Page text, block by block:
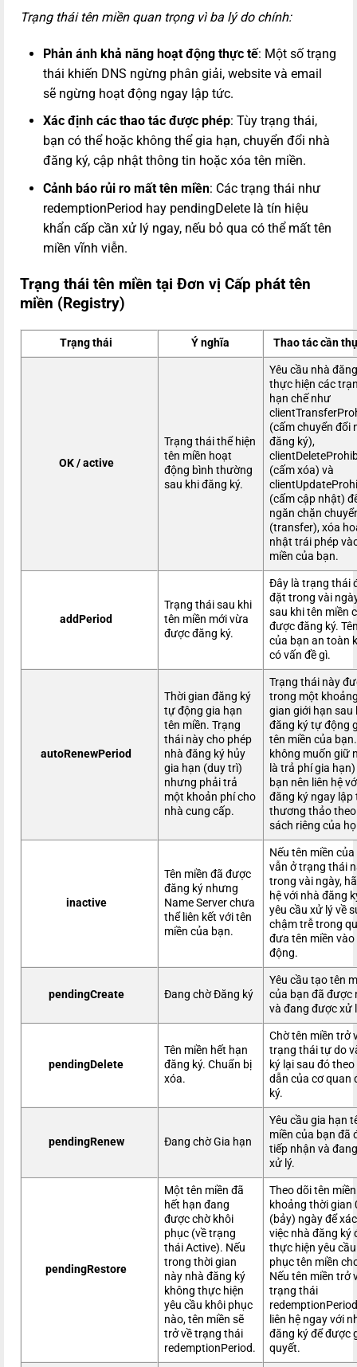
Trạng thái tên miền quan trọng vì ba lý do chính:
Phản ánh khả năng hoạt động thực tế: Một số trạng
thái khiến DNS ngừng phân giải, website và email
sẽ ngừng hoạt động ngay lập tức.
Xác định các thao tác được phép: Tùy trạng thái,
bạn có thể hoặc không thể gia hạn, chuyển đổi nhà
đăng ký, cập nhật thông tin hoặc xóa tên miền.
Cảnh báo rủi ro mất tên miền: Các trạng thái như
redemptionPeriod hay pendingDelete là tín hiệu
khẩn cấp cần xử lý ngay, nếu bỏ qua có thể mất tên
miền vĩnh viễn.
Trạng thái tên miền tại Đơn vị Cấp phát tên
miền (Registry)
Trạng thái Ý nghĩa Thao tác cần
OK / active
Trạng thái thể hiện
tên miền hoạt
động bình thường
sau khi đăng ký.
Yêu cầu nhà
thực hiện các
hạn chế như
(cấm chuyển đổi
đăng ký),
(cấm xóa) và
(cấm cập nhật)
ngăn chặn
(transfer), xóa
nhật trái phép
miền của bạn.
addPeriod
Trạng thái sau khi
tên miền mới vừa
được đăng ký.
Đây là trạng thái
đặt trong vài
sau khi tên miền
được đăng ký.
của bạn an toàn
có vấn đề gì.
autoRenewPeriod
Thời gian đăng ký
tự động gia hạn
tên miền. Trạng
thái này cho phép
nhà đăng ký hủy
gia hạn (duy trì)
nhưng phải trả
một khoản phí cho
nhà cung cấp.
Trạng thái này
trong một
gian giới hạn sau
đăng ký tự động
tên miền của
không muốn giữ
là trả phí gia
bạn nên liên hệ
đăng ký ngay lập
thương thảo
sách riêng của
inactive
Tên miền đã được
đăng ký nhưng
Name Server chưa
thể liên kết với tên
miền của bạn.
Nếu tên miền
vẫn ở trạng thái
trong vài ngày,
hệ với nhà đăng
yêu cầu xử lý về
chậm trễ trong
đưa tên miền
động.
pendingCreate Đang chờ Đăng ký
Yêu cầu tạo tên
của bạn đã được
và đang được xử
pendingDelete
Tên miền hết hạn
đăng ký. Chuẩn bị
xóa.
Chờ tên miền trở
trạng thái tự do
ký lại sau đó
dẫn của cơ quan
ký.
pendingRenew Đang chờ Gia hạn
Yêu cầu gia hạn
miền của bạn đã
tiếp nhận và
xử lý.
pendingRestore
Một tên miền đã
hết hạn đang
được chờ khôi
phục (về trạng
thái Active). Nếu
trong thời gian
này nhà đăng ký
không thực hiện
yêu cầu khôi phục
nào, tên miền sẽ
trở về trạng thái
redemptionPeriod.
Theo dõi tên
khoảng thời gian
(bảy) ngày để
việc nhà đăng ký
thực hiện yêu
phục tên miền
Nếu tên miền trở
trạng thái
liên hệ ngay với
đăng ký để được
quyết.